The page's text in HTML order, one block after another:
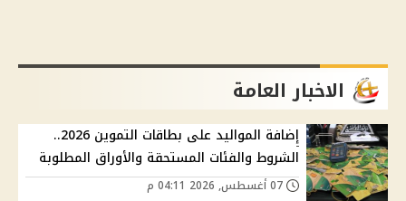
الاخبار العامة
إضافة المواليد على بطاقات التموين 2026..
الشروط والفئات المستحقة والأوراق المطلوبة